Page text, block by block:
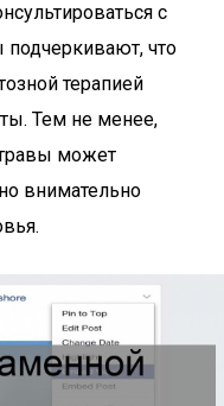
с
что
терапией
Тем не менее,
может
внимательно